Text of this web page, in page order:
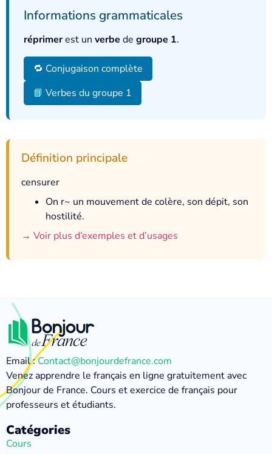
Informations grammaticales
réprimerest un verbe de groupe 1.
🔁 Conjugaison complète
📘 Verbes du groupe 1
Définition principale
censurer
On r~ un mouvement de colère, son dépit, son
hostilité.
→ Voir plus d’exemples et d’usages
Email :Contact@bonjourdefrance.com
Venez apprendre le français en ligne gratuitement avec
Bonjour de France. Cours et exercice de français pour
professeurs et étudiants.
Catégories
Cours